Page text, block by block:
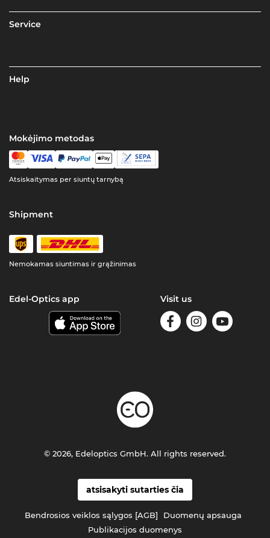
Service
Help
Mokėjimo metodas
Atsiskaitymas per siuntų tarnybą
Shipment
Nemokamas siuntimas ir grąžinimas
Edel-Optics app Visit us
atsisakyti sutarties čia
Bendrosios veiklos sąlygos [AGB]
Duomenų apsauga
Publikacijos duomenys
© 2026, Edeloptics GmbH. All rights reserved.